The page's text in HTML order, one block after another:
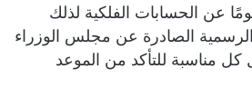
عن الحسابات الفلكية لذلك
الرسمية الصادرة عن مجلس الوزراء
مناسبة للتأكد من الموعد